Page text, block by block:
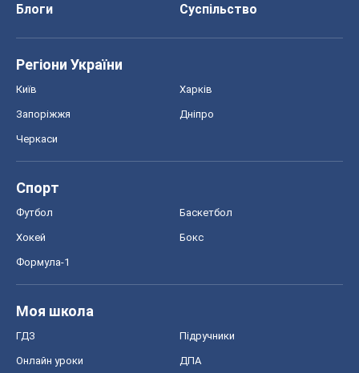
Блоги
Суспільство
Регіони України
Київ Харків
Запоріжжя Дніпро
Черкаси
Спорт
Футбол Баскетбол
Хокей Бокс
Формула-1
Моя школа
ГДЗ Підручники
Онлайн уроки ДПА